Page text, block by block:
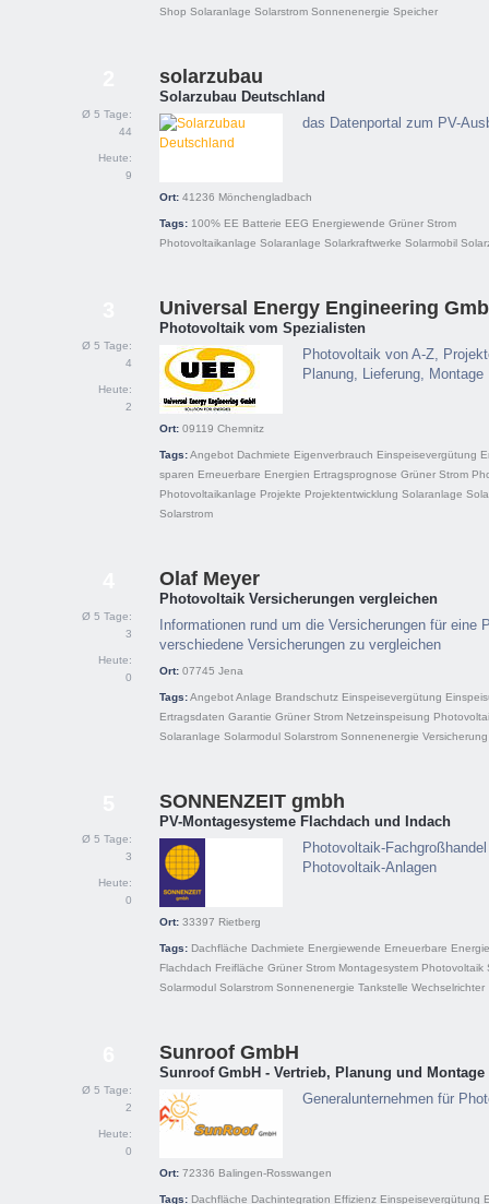
Shop Solaranlage Solarstrom Sonnenenergie Speicher
Ø 5 Tage:
44
Heute:
9
solarzubau
Solarzubau Deutschland
das Datenportal zum PV-
Ort: 41236 Mönchengladbach
Tags: 100% EE Batterie EEG Energiewende Grüner Strom
Photovoltaikanlage Solaranlage Solarkraftwerke Solarmobil
Ø 5 Tage:
4
Heute:
2
Universal Energy Engineering
Photovoltaik vom Spezialisten
Photovoltaik von A-Z,
Planung, Lieferung, Montage
Ort: 09119 Chemnitz
Tags:Angebot Dachmiete Eigenverbrauch Einspeisevergütung
sparen Erneuerbare Energien Ertragsprognose Grüner Strom
Photovoltaikanlage Projekte Projektentwicklung Solaranlage
Solarstrom
Ø 5 Tage:
3
Heute:
0
Olaf Meyer
Photovoltaik Versicherungen vergleichen
Informationen rund um die Versicherungen für eine
verschiedene Versicherungen zu vergleichen
Ort: 07745 Jena
Tags:AngebotAnlage Brandschutz Einspeisevergütung
Ertragsdaten Garantie Grüner Strom Netzeinspeisung
Solaranlage Solarmodul Solarstrom Sonnenenergie Versicherung
Ø 5 Tage:
3
Heute:
0
SONNENZEIT gmbh
PV-Montagesysteme Flachdach und Indach
Photovoltaik-
Photovoltaik-Anlagen
Ort: 33397 Rietberg
Tags: Dachfläche Dachmiete Energiewende Erneuerbare
Flachdach Freifläche Grüner Strom Montagesystem Photovoltaik
Solarmodul Solarstrom Sonnenenergie Tankstelle Wechselrichter
Ø 5 Tage:
2
Heute:
0
Sunroof GmbH
Sunroof GmbH - Vertrieb, Planung und
Generalunternehmen für
Ort: 72336 Balingen-Rosswangen
Tags: Dachfläche Dachintegration Effizienz Einspeisevergütung